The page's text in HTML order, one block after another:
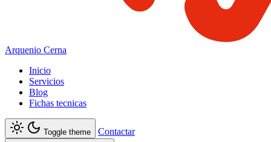
Arquenio Cerna
Inicio
Servicios
Blog
Fichas tecnicas
Toggle theme Contactar